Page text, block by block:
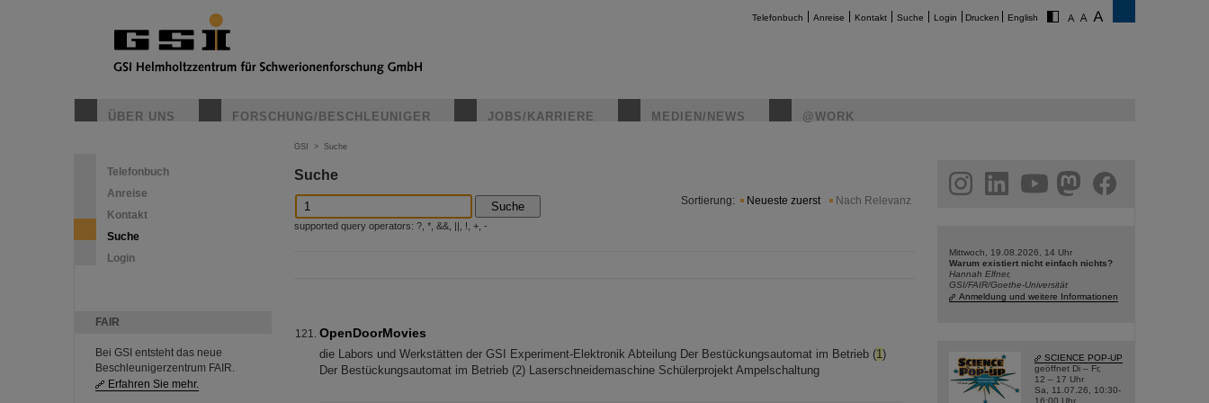
Telefonbuch Anreise Kontakt Suche Login Drucken English
ÜBER UNS FORSCHUNG/BESCHLEUNIGER JOBS/KARRIERE MEDIEN/NEWS @WORK
Telefonbuch
Anreise
Kontakt
Suche
Login
FAIR
Bei GSI entsteht das neue
Beschleunigerzentrum FAIR.
Erfahren Sie mehr.
GSI > Suche
Suche
Suche
supported query operators: ?, *, &&, ||, !, +, -
Sortierung: Neueste zuerst Nach Relevanz
OpenDoorMovies
die Labors und Werkstätten der GSI Experiment-Elektronik Abteilung Der Bestückungsautomat im Betrieb (1)
Der Bestückungsautomat im Betrieb (2) Laserschneidemaschine Schülerprojekt Ampelschaltung
facebook
Mittwoch, 19.08.2026, 14 Uhr
Warum existiert nicht einfach nichts?
Hannah Elfner,
GSI/FAIR/Goethe-Universität
Anmeldung und weitere Informationen
SCIENCE POP-UP
geöffnet Di – Fr,
12 – 17 Uhr
Sa, 11.07.26, 10:30-
16:00 Uhr